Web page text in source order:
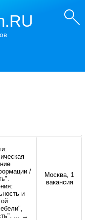
/
и
... →
Москва, 1
вакансия